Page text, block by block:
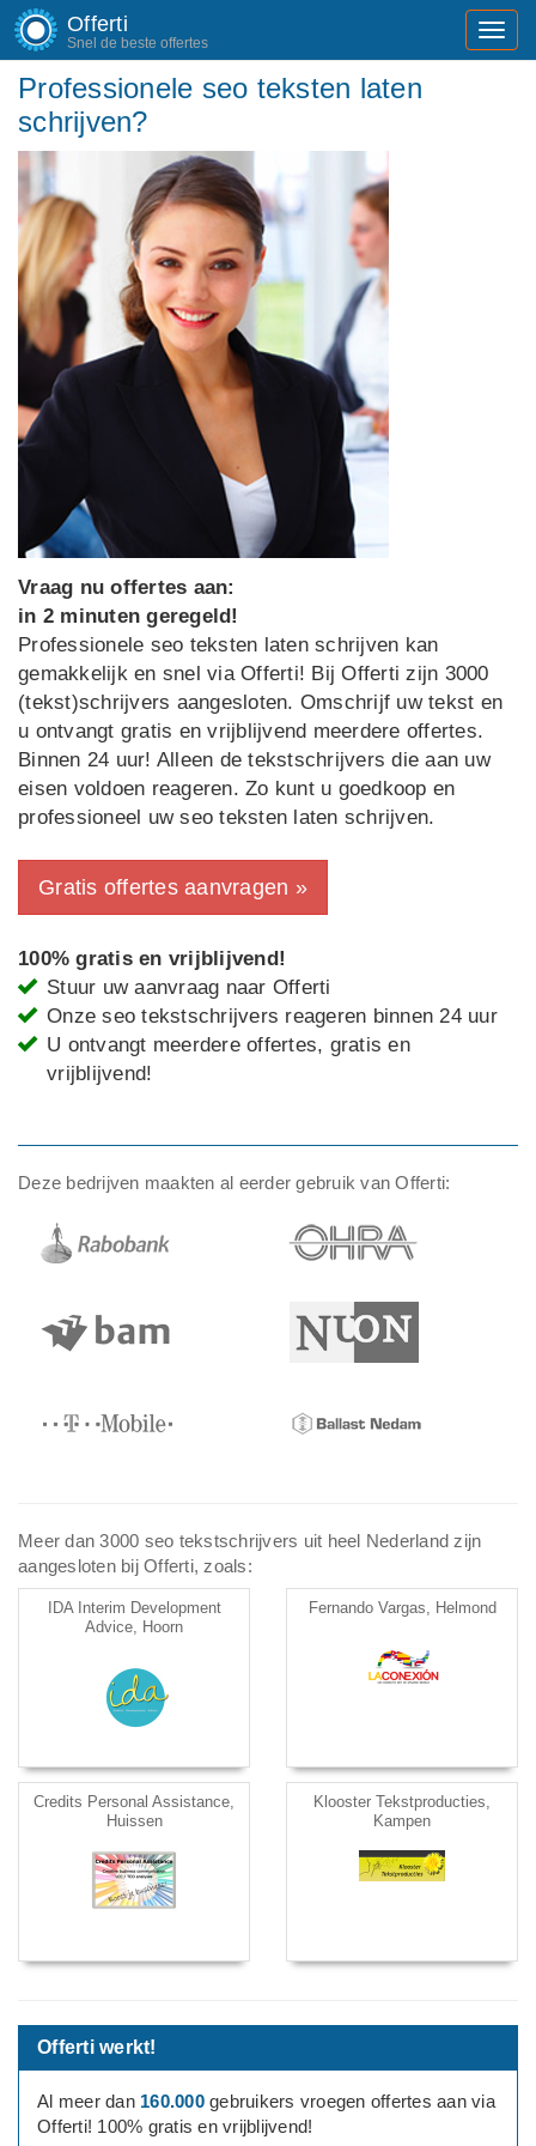
Offerti
Snel de beste offertes
Professionele seo teksten laten
schrijven?
Vraag nu offertes aan:
in 2 minuten geregeld!
Professionele seo teksten laten schrijven kan
gemakkelijk en snel via Offerti! Bij Offerti zijn 3000
(tekst)schrijvers aangesloten. Omschrijf uw tekst en
u ontvangt gratis en vrijblijvend meerdere offertes.
Binnen 24 uur! Alleen de tekstschrijvers die aan uw
eisen voldoen reageren. Zo kunt u goedkoop en
professioneel uw seo teksten laten schrijven.
Gratis offertes aanvragen »
100% gratis en vrijblijvend!
Stuur uw aanvraag naar Offerti
Onze seo tekstschrijvers reageren binnen 24 uur
U ontvangt meerdere offertes, gratis en
vrijblijvend!
Deze bedrijven maakten al eerder gebruik van Offerti:
Meer dan 3000 seo tekstschrijvers uit heel Nederland zijn
aangesloten bij Offerti, zoals:
IDA Interim Development
Advice, Hoorn
Fernando Vargas, Helmond
Credits Personal Assistance,
Huissen
Klooster Tekstproducties,
Kampen
Offerti werkt!
Al meer dan 160.000gebruikers vroegen offertes aan via
Offerti! 100% gratis en vrijblijvend!